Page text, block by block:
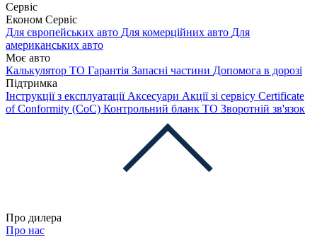
Сервіс
Економ Сервіс
Для європейських авто Для комерційних авто Для
американських авто
Моє авто
Калькулятор ТО Гарантія Запасні частини Допомога в дорозі
Підтримка
Інструкції з експлуатації Аксесуари Акції зі сервісу Certificate
of Conformity (CoC) Контрольний бланк ТО Зворотній зв'язок
Про дилера
Про нас